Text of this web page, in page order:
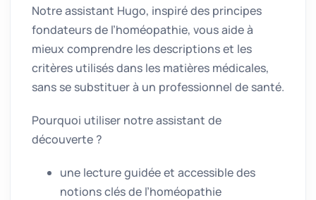
Notre assistant Hugo, inspiré des principes
fondateurs de l’homéopathie, vous aide à
mieux comprendre les descriptions et les
critères utilisés dans les matières médicales,
sans se substituer à un professionnel de santé.
Pourquoi utiliser notre assistant de
découverte ?
une lecture guidée et accessible des
notions clés de l’homéopathie